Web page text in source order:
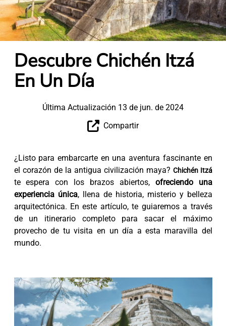
Descubre Chichén Itzá
En Un Día
Última Actualización 13 de jun. de 2024
Compartir
¿Listo para embarcarte en una aventura fascinante en
el corazón de la antigua civilización maya? Chichén Itzá
te espera con los brazos abiertos, ofreciendo una
experiencia única, llena de historia, misterio y belleza
arquitectónica. En este artículo, te guiaremos a través
de un itinerario completo para sacar el máximo
provecho de tu visita en un día a esta maravilla del
mundo.